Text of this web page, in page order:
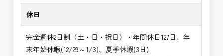
休日
完全週休2日制（土・日・祝日）・年間休日127日、年
末年始休暇(12/29～1/3)、夏季休暇(3日)